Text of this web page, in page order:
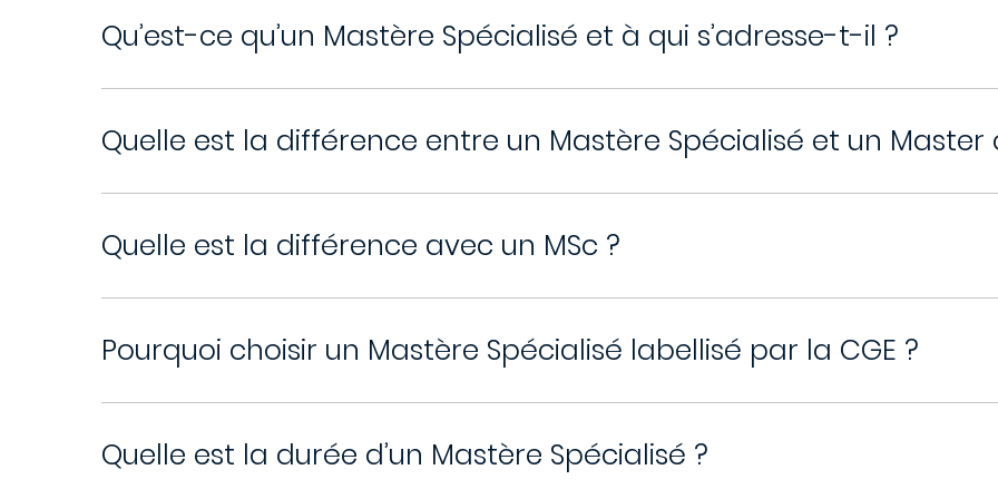
Qu’est-ce qu’un Mastère Spécialisé et à qui s’adresse-t-il ?
Quelle est la différence entre un Mastère Spécialisé et un Master
Quelle est la différence avec un MSc ?
Pourquoi choisir un Mastère Spécialisé labellisé par la CGE ?
Quelle est la durée d’un Mastère Spécialisé ?